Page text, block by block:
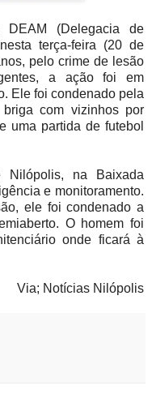
DEAM (Delegacia de
terça-feira (20 de
pelo crime de lesão
a ação foi em
Ele foi condenado pela
com vizinhos por
uma partida de futebol
na Baixada
e monitoramento.
ele foi condenado a
O homem foi
onde ficará à
Via; Notícias Nilópolis